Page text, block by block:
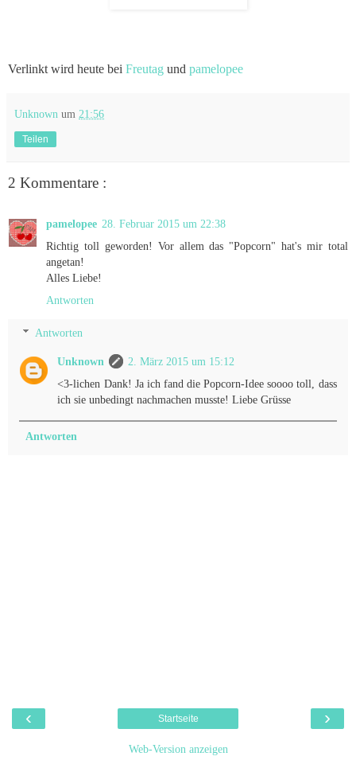
Verlinkt wird heute bei Freutag und pamelopee
Unknown um 21:56
Teilen
2 Kommentare :
pamelopee 28. Februar 2015 um 22:38
Richtig toll geworden! Vor allem das "Popcorn" hat's mir total
angetan!
Alles Liebe!
Antworten
Antworten
Unknown
2. März 2015 um 15:12
<3-lichen Dank! Ja ich fand die Popcorn-Idee soooo toll, dass
ich sie unbedingt nachmachen musste! Liebe Grüsse
Antworten
‹ ›
Startseite
Web-Version anzeigen